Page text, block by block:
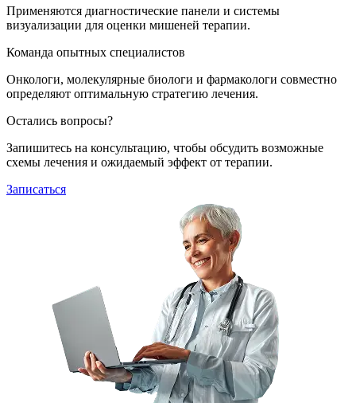
Применяются диагностические панели и системы
визуализации для оценки мишеней терапии.
Команда опытных специалистов
Онкологи, молекулярные биологи и фармакологи совместно
определяют оптимальную стратегию лечения.
Остались вопросы?
Запишитесь на консультацию, чтобы обсудить возможные
схемы лечения и ожидаемый эффект от терапии.
Записаться